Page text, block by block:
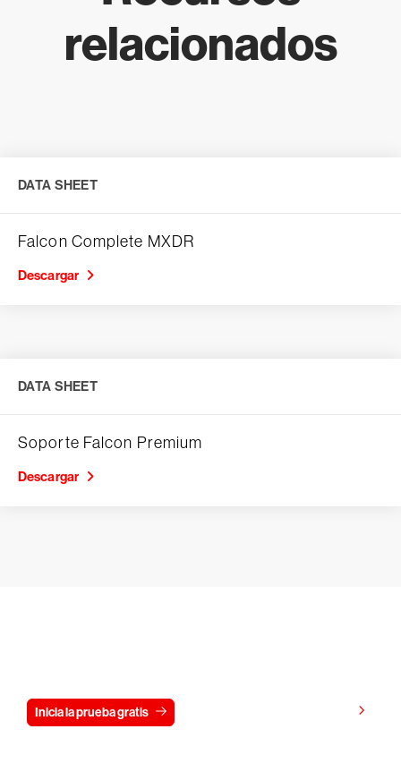
relacionados
DATA SHEET
Falcon Complete MXDR
Descargar
DATA SHEET
Soporte Falcon Premium
Descargar
Inicia la prueba gratis